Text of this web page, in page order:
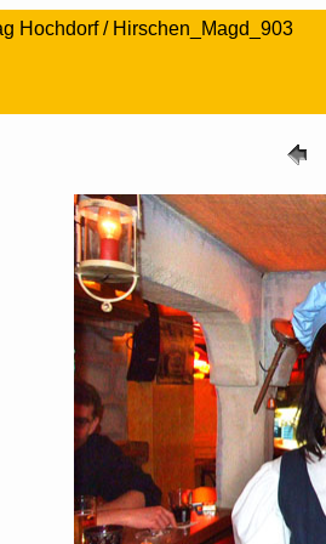
Hochdorf / Hirschen_Magd_903